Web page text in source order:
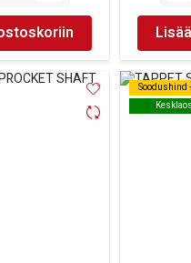
Soodushind
Kesklaos
Soodushind
Kesklaos